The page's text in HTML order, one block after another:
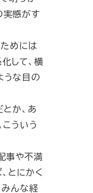
実感がす
めには
して、横
うな目の
か、あ
ういう
事や不満
とにかく
みんな経